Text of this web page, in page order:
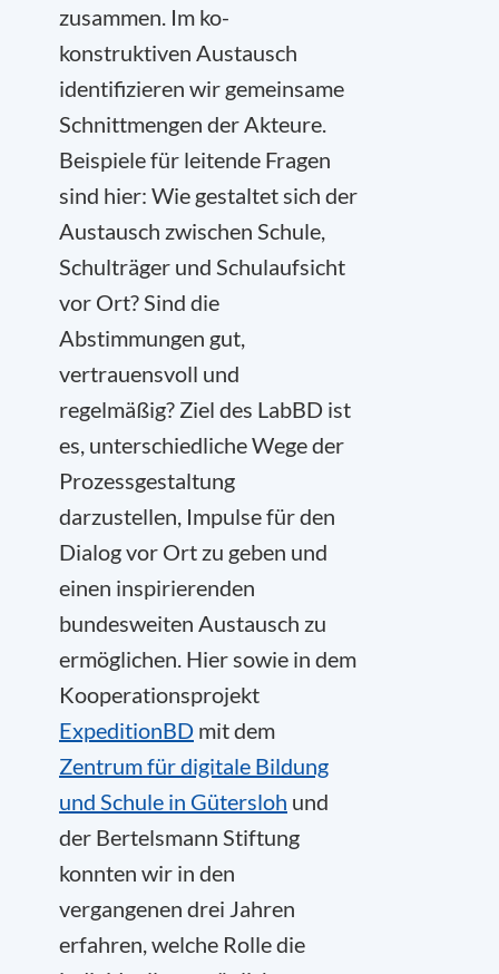
zusammen. Im ko-
konstruktiven Austausch
identifizieren wir gemeinsame
Schnittmengen der Akteure.
Beispiele für leitende Fragen
sind hier: Wie gestaltet sich der
Austausch zwischen Schule,
Schulträger und Schulaufsicht
vor Ort? Sind die
Abstimmungen gut,
vertrauensvoll und
regelmäßig? Ziel des LabBD ist
es, unterschiedliche Wege der
Prozessgestaltung
darzustellen, Impulse für den
Dialog vor Ort zu geben und
einen inspirierenden
bundesweiten Austausch zu
ermöglichen. Hier sowie in dem
Kooperationsprojekt
ExpeditionBD mit dem
Zentrum für digitale Bildung
und Schule in Gütersloh und
der Bertelsmann Stiftung
konnten wir in den
vergangenen drei Jahren
erfahren, welche Rolle die